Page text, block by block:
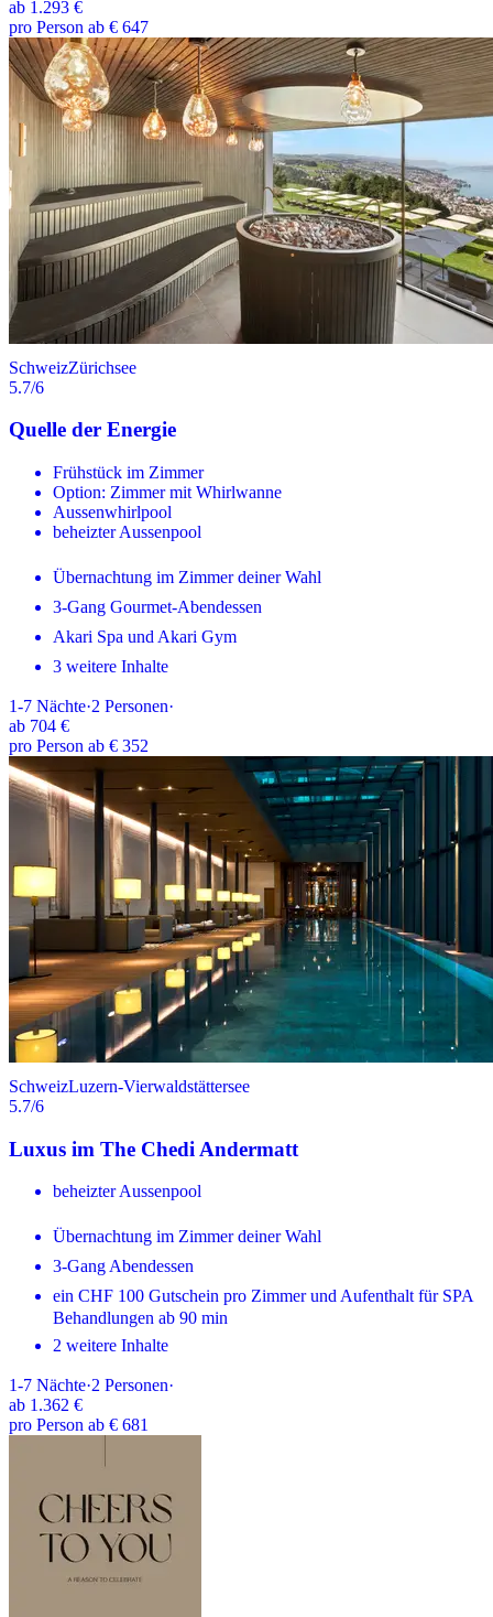
ab 1.293 €
pro Person ab € 647
SchweizZürichsee
5.7/6
Quelle der Energie
Frühstück im Zimmer
Option: Zimmer mit Whirlwanne
Aussenwhirlpool
beheizter Aussenpool
Übernachtung im Zimmer deiner Wahl
3-Gang Gourmet-Abendessen
Akari Spa und Akari Gym
3 weitere Inhalte
1-7 Nächte·2 Personen·
ab 704 €
pro Person ab € 352
SchweizLuzern-Vierwaldstättersee
5.7/6
Luxus im The Chedi Andermatt
beheizter Aussenpool
Übernachtung im Zimmer deiner Wahl
3-Gang Abendessen
ein CHF 100 Gutschein pro Zimmer und Aufenthalt für SPA
Behandlungen ab 90 min
2 weitere Inhalte
1-7 Nächte·2 Personen·
ab 1.362 €
pro Person ab € 681